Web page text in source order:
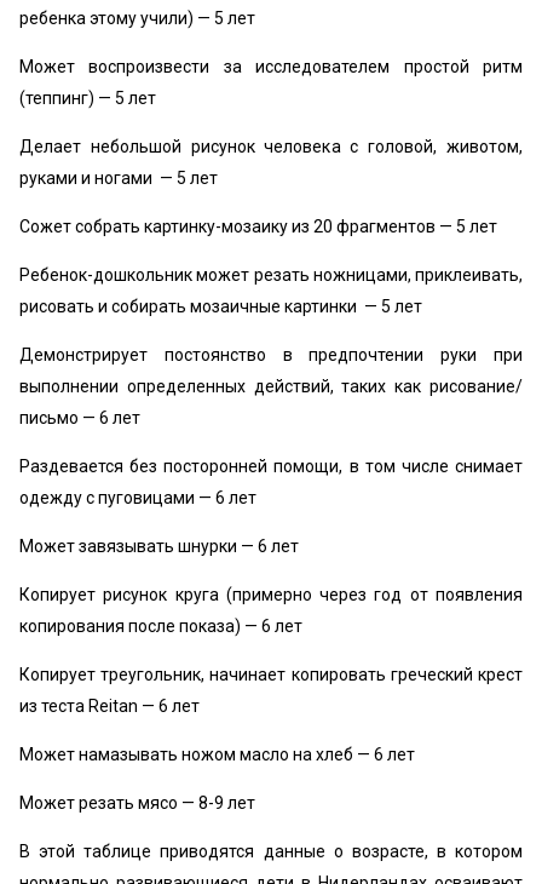
ребенка этому учили) — 5 лет
Может воспроизвести за исследователем простой ритм
(теппинг) — 5 лет
Делает небольшой рисунок человека с головой, животом,
руками и ногами — 5 лет
Сожет собрать картинку-мозаику из 20 фрагментов — 5 лет
Ребенок-дошкольник может резать ножницами, приклеивать,
рисовать и собирать мозаичные картинки — 5 лет
Демонстрирует постоянство в предпочтении руки при
выполнении определенных действий, таких как рисование/
письмо — 6 лет
Раздевается без посторонней помощи, в том числе снимает
одежду с пуговицами — 6 лет
Может завязывать шнурки — 6 лет
Копирует рисунок круга (примерно через год от появления
копирования после показа) — 6 лет
Копирует треугольник, начинает копировать греческий крест
из теста Reitan — 6 лет
Может намазывать ножом масло на хлеб — 6 лет
Может резать мясо — 8-9 лет
В этой таблице приводятся данные о возрасте, в котором